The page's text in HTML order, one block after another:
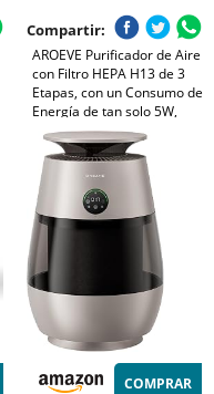
Compartir:
AROEVE Purificador de Aire
con Filtro HEPA H13 de 3
Etapas, con un Consumo de
Energía de tan solo 5W,
Silencioso a 22db con
Aroma, Combate el Polen,
el Humo y el Pelo de
Mascotas
COMPRAR